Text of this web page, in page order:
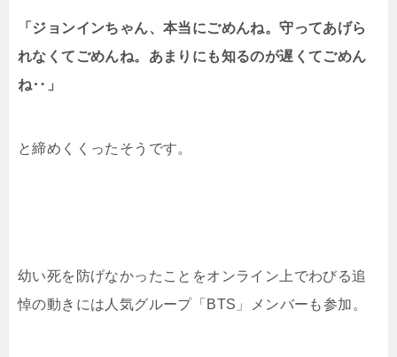
「ジョンインちゃん、本当にごめんね。守ってあげら
れなくてごめんね。あまりにも知るのが遅くてごめん
ね‥」
と締めくくったそうです。
幼い死を防げなかったことをオンライン上でわびる追
悼の動きには人気グループ「BTS」メンバーも参加。